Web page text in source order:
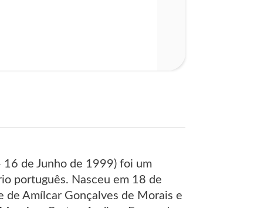
de Junho de 1999) foi um
português. Nasceu em 18 de
de Amílcar Gonçalves de Morais e